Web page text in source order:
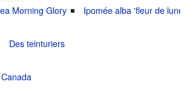
Morning Glory
Ipomée alba 'fleur de lune
Des teinturiers